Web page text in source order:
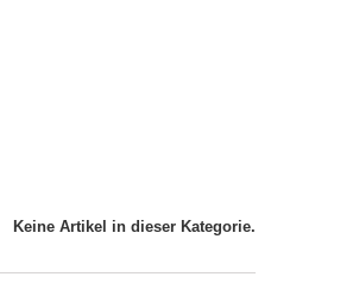
Keine Artikel in dieser Kategorie.